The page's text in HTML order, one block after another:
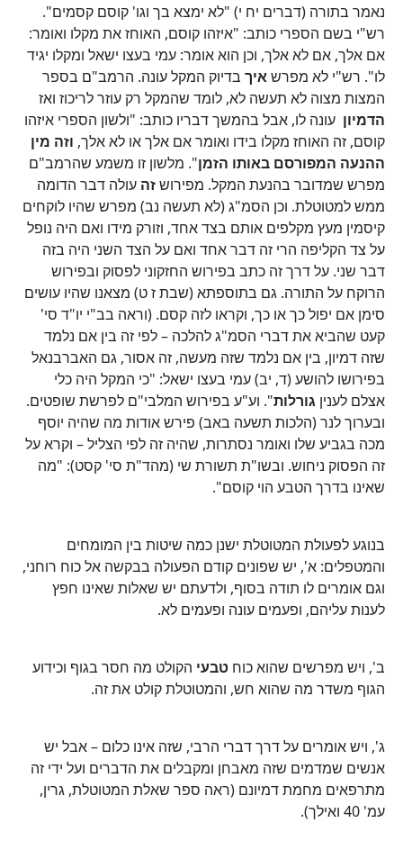
נאמר בתורה (דברים יח י) "לא ימצא בך וגו' קוסם קסמים".
רש"י בשם הספרי כותב: "איזהו קוסם, האוחז את מקלו ואומר:
אם אלך, אם לא אלך, וכן הוא אומר: עמי בעצו ישאל ומקלו יגיד
לו". רש"י לא מפרשאיך בדיוק המקל עונה. הרמב"ם בספר
המצות מצוה לא תעשה לא, לומד שהמקל רק עוזר לריכוז ואז
הדמיון עונה לו, אבל בהמשך דבריו כותב: "ולשון הספרי איזהו
קוסם, זה האוחז מקלו בידו ואומר אם אלך או לא אלך, וזה מין
ההנעה המפורסם באותו הזמן". מלשון זו משמע שהרמב"ם
מפרש שמדובר בהנעת המקל. מפירושזה עולה דבר הדומה
ממש למטוטלת. וכן הסמ"ג (לא תעשה נב) מפרש שהיו לוקחים
קיסמין מעץ מקלפים אותם בצד אחד, וזורק מידו ואם היה נופל
על צד הקליפה הרי זה דבר אחד ואם על הצד השני היה בזה
דבר שני. על דרך זה כתב בפירוש החזקוני לפסוק ובפירוש
הרוקח על התורה. גם בתוספתא (שבת ז ט) מצאנו שהיו עושים
סימן אם יפול כך או כך, וקראו לזה קסם. (וראה בב"י יו"ד סי'
קעט שהביא את דברי הסמ"ג להלכה – לפי זה בין אם נלמד
שזה דמיון, בין אם נלמד שזה מעשה, זה אסור, גם האברבנאל
בפירושו להושע (ד, יב) עמי בעצו ישאל: "כי המקל היה כלי
אצלם לענין גורלות". וע"ע בפירוש המלבי"ם לפרשת שופטים.
ובערוך לנר (הלכות תשעה באב) פירש אודות מה שהיה יוסף
מכה בגביע שלו ואומר נסתרות, שהיה זה לפי הצליל – וקרא על
זה הפסוק ניחוש. ובשו"ת תשורת שי (מהד"ת סי' קסט): "מה
שאינו בדרך הטבע הוי קוסם".
בנוגע לפעולת המטוטלת ישנן כמה שיטות בין המומחים
והמטפלים: א', יש שפונים קודם הפעולה בבקשה אל כוח רוחני,
וגם אומרים לו תודה בסוף, ולדעתם יש שאלות שאינו חפץ
לענות עליהם, ופעמים עונה ופעמים לא.
ב', ויש מפרשים שהוא כוח טבעי הקולט מה חסר בגוף וכידוע
הגוף משדר מה שהוא חש, והמטוטלת קולט את זה.
ג', ויש אומרים על דרך דברי הרבי, שזה אינו כלום – אבל יש
אנשים שמדמים שזה מאבחן ומקבלים את הדברים ועל ידי זה
מתרפאים מחמת דמיונם (ראה ספר שאלת המטוטלת, גרין,
עמ' 40 ואילך).